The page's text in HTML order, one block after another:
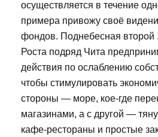
осуществляется в течение
примера привожу своё
фондов. Поднебесная второй
Роста подряд Чита
действия по ослаблению
чтобы стимулировать
стороны — море, кое-где
магазинами, а с другой —
кафе-рестораны и простые